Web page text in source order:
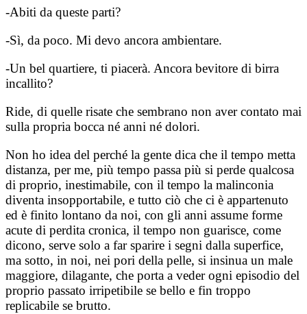
-Abiti da queste parti?
-Sì, da poco. Mi devo ancora ambientare.
-Un bel quartiere, ti piacerà. Ancora bevitore di birra
incallito?
Ride, di quelle risate che sembrano non aver contato mai
sulla propria bocca né anni né dolori.
Non ho idea del perché la gente dica che il tempo metta
distanza, per me, più tempo passa più si perde qualcosa
di proprio, inestimabile, con il tempo la malinconia
diventa insopportabile, e tutto ciò che ci è appartenuto
ed è finito lontano da noi, con gli anni assume forme
acute di perdita cronica, il tempo non guarisce, come
dicono, serve solo a far sparire i segni dalla superfice,
ma sotto, in noi, nei pori della pelle, si insinua un male
maggiore, dilagante, che porta a veder ogni episodio del
proprio passato irripetibile se bello e fin troppo
replicabile se brutto.